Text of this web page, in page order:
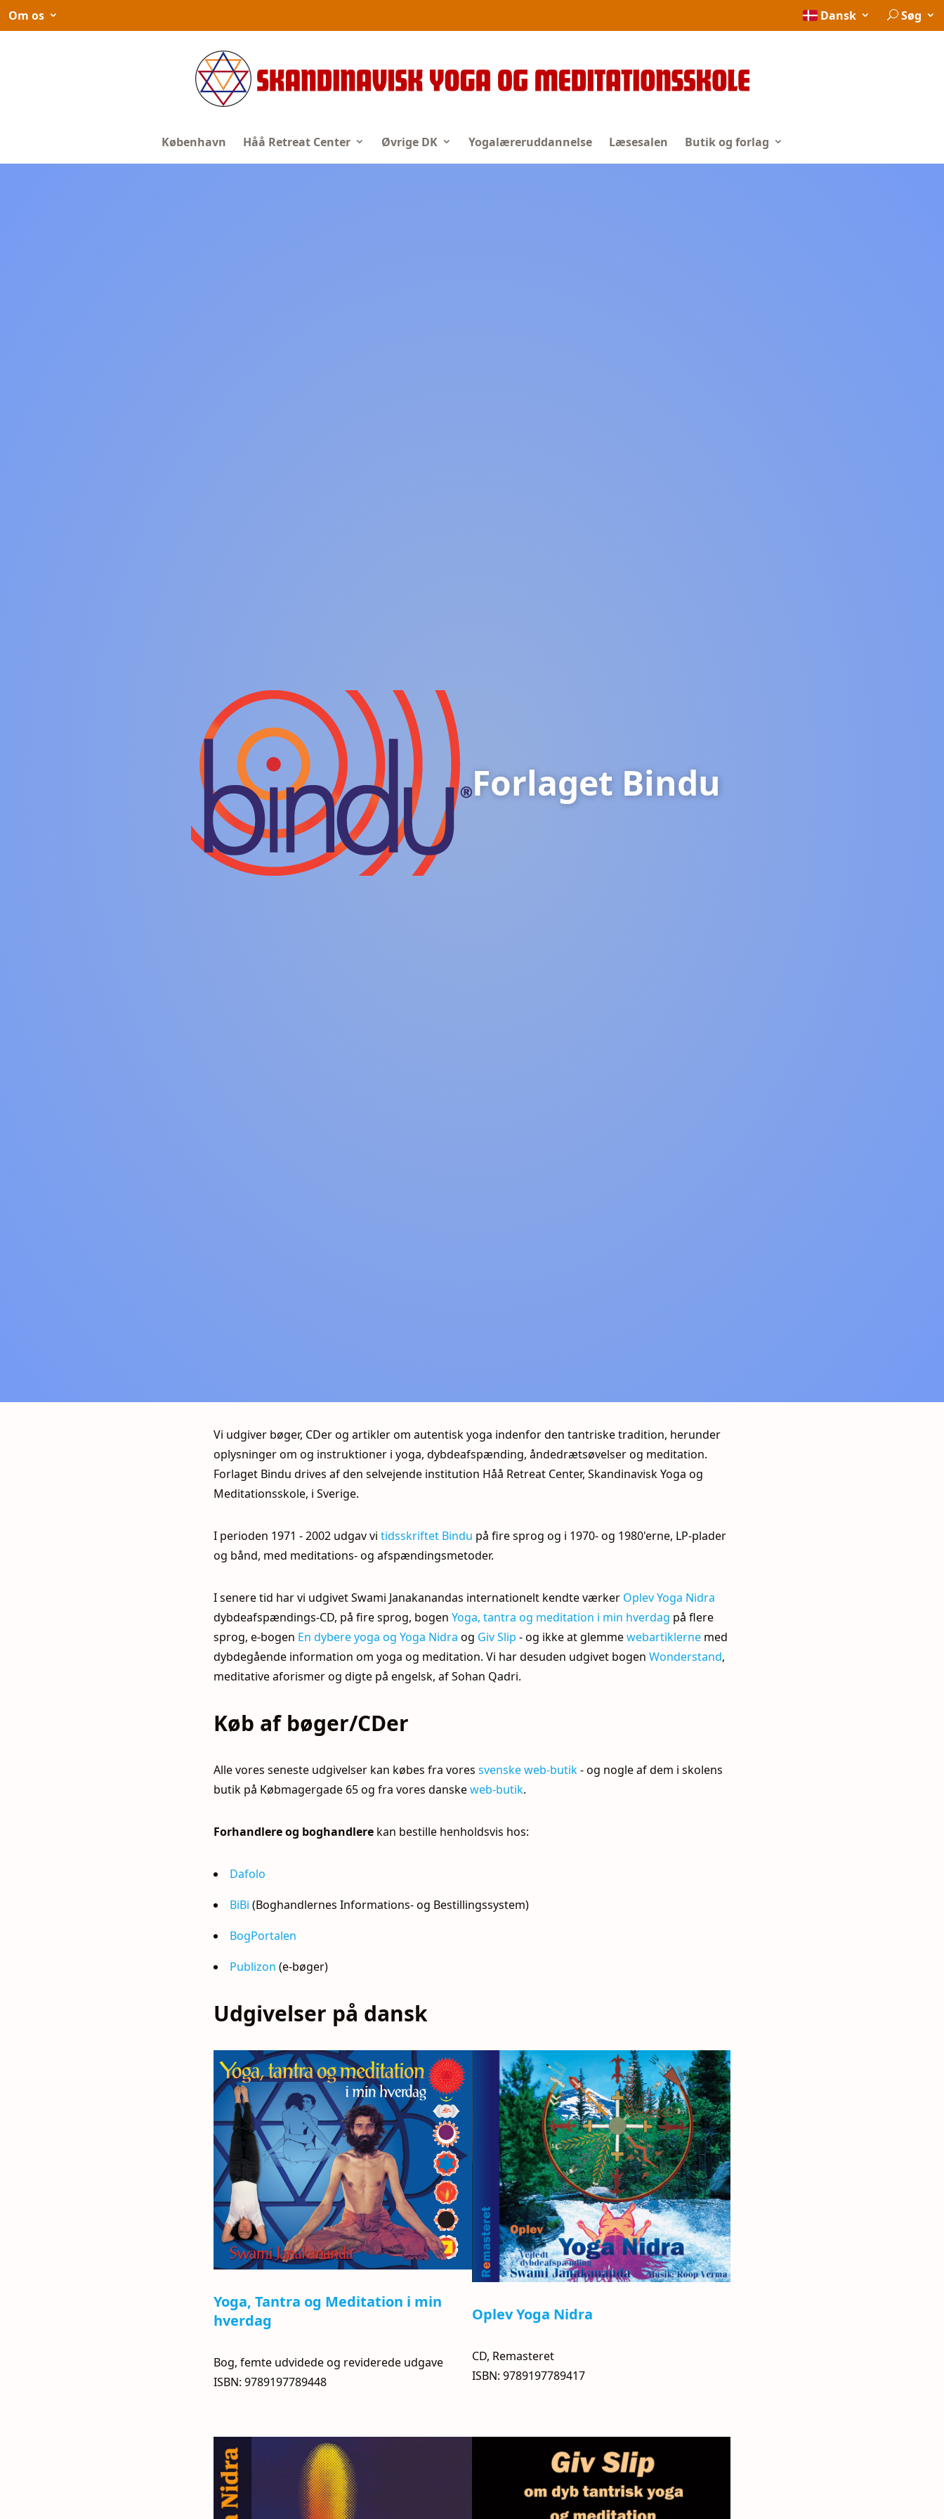
Spring
til
Om os Dansk Søg
København Håå Retreat Center Øvrige DK Yogalæreruddannelse Læsesalen Butik og forlag
Forlaget Bindu
Vi udgiver bøger, CDer og artikler om autentisk yoga indenfor den tantriske tradition, herunder
oplysninger om og instruktioner i yoga, dybdeafspænding, åndedrætsøvelser og meditation.
Forlaget Bindu drives af den selvejende institution Håå Retreat Center, Skandinavisk Yoga og
Meditationsskole, i Sverige.
I perioden 1971 - 2002 udgav vi tidsskriftet Bindu på fire sprog og i 1970- og 1980'erne, LP-plader
og bånd, med meditations- og afspændingsmetoder.
I senere tid har vi udgivet Swami Janakanandas internationelt kendte værker Oplev Yoga Nidra
dybdeafspændings-CD, på fire sprog, bogen Yoga, tantra og meditation i min hverdag på flere
sprog, e-bogen En dybere yoga og Yoga Nidra og Giv Slip - og ikke at glemmewebartiklerne med
dybdegående information om yoga og meditation. Vi har desuden udgivet bogen Wonderstand,
meditative aforismer og digte på engelsk, af Sohan Qadri.
Køb af bøger/CDer
Allevores seneste udgivelser kan købes fra vores svenske web-butik- og nogle af dem i skolens
butik på Købmagergade 65 og fra vores danskeweb-butik.
Forhandlere og boghandlere kan bestille henholdsvis hos:
Dafolo
BiBi (Boghandlernes Informations- og Bestillingssystem)
BogPortalen
Publizon (e-bøger)
Udgivelser på dansk
Yoga, Tantra og Meditation i min
hverdag
Bog, femte udvidede og reviderede udgave
ISBN: 9789197789448
Oplev Yoga Nidra
CD, Remasteret
ISBN: 9789197789417